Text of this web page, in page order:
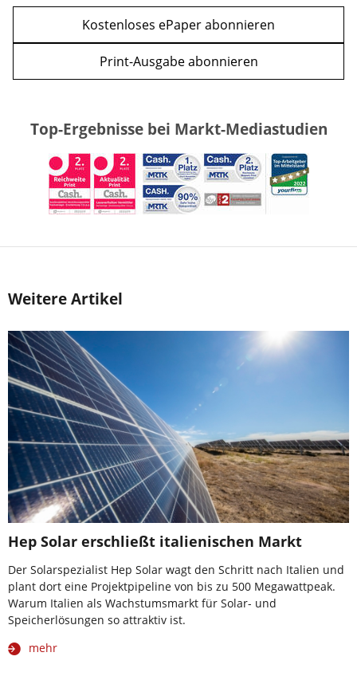
Kostenloses ePaper abonnieren
Print-Ausgabe abonnieren
Top-Ergebnisse bei Markt-Mediastudien
Weitere Artikel
Hep Solar erschließt italienischen Markt
Der Solarspezialist Hep Solar wagt den Schritt nach Italien und
plant dort eine Projektpipeline von bis zu 500 Megawattpeak.
Warum Italien als Wachstumsmarkt für Solar- und
Speicherlösungen so attraktiv ist.
mehr